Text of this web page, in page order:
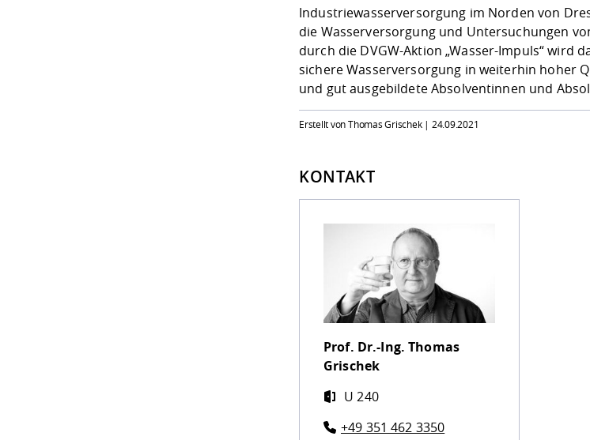
Industriewasserversorgung im Norden von
die Wasserversorgung und Untersuchungen
durch die DVGW-Aktion „Wasser-Impuls“ wird
sichere Wasserversorgung in weiterhin hoher
und gut ausgebildete Absolventinnen und
Erstellt von Thomas Grischek | 24.09.2021
KONTAKT
Prof. Dr.-Ing.Thomas
Grischek
U 240
+49 351 462 3350